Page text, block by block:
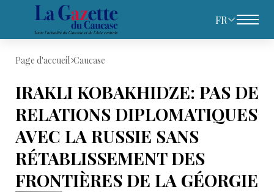
FR
Page d'accueil Caucase
IRAKLI KOBAKHIDZE: PAS DE
RELATIONS DIPLOMATIQUES
AVEC LA RUSSIE SANS
RÉTABLISSEMENT DES
FRONTIÈRES DE LA GÉORGIE